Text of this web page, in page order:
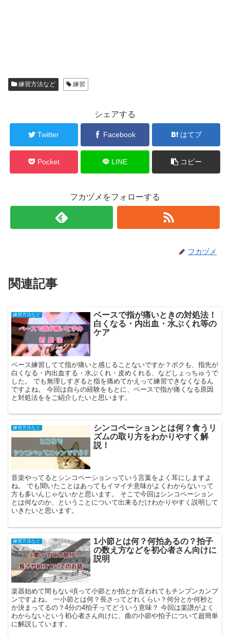
練習方法など 練習
シェアする
Twitter Facebook はてブ
Pocket LINE コピー
フカヅメをフォローする
フカヅメ
関連記事
練習方法など
ベースで指が痛いときの対処法！
白くなる・内出血・水ぶくれ等の
ケア
ベース練習してて指が痛いと感じることないですか？ボクも、指先が
白くなる・内出血する・水ぶくれ・皮めくれる、などしょっちゅうで
した。 でも無理しすぎると指を痛めてかえって練習できなくなるん
ですよね。 今回は自らの経験をもとに、ベースで指が痛くなる原因
と対処法ををご紹介したいと思います。
練習方法など
シンコペーションとは何？食うリ
ズムの取り方をわかりやすく解
説！
音楽やってるとシンコペーションっていう言葉をよく耳にしますよ
ね。 でも聞いたことはあってもイマイチ意味がよくわからないって
方も多いんじゃないかと思います。 そこで今回はシンコペーション
とは何なのか、ということについて出来るだけわかりやすく説明して
いきたいと思います。
練習方法など
1小節とは何？何拍あるの？拍子
の数え方などを初心者さん向けに
説明
楽器始めて間もない頃って小節とか拍とか言われてもチンプンカンプ
ンですよね。 一小節とは何？長さってどれくらい？何分とか何秒と
か決まってるの？4分の4拍子ってどういう意味？ 今回は楽譜がよく
わからないという初心者さん向けに、曲の小節や拍子について超簡単
に解説しています。